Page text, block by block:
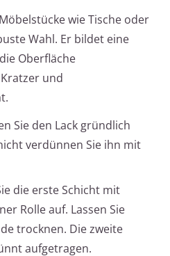
wie Tische oder
Wahl. Er bildet eine
Oberfläche
und
Sie den Lack gründlich
verdünnen Sie ihn mit
die erste Schicht mit
Rolle auf. Lassen Sie
trocknen. Die zweite
aufgetragen.